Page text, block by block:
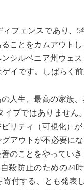
フェンスであり、
ことをカムアウトし
シルベニア州ウェ
ゲイです。しばらく
人生、最高の家族
イプではありませ
ビリティ（可視化）
グアウトが不必要に
のことをやっていき
殺防止のための24
寄付する、とも発